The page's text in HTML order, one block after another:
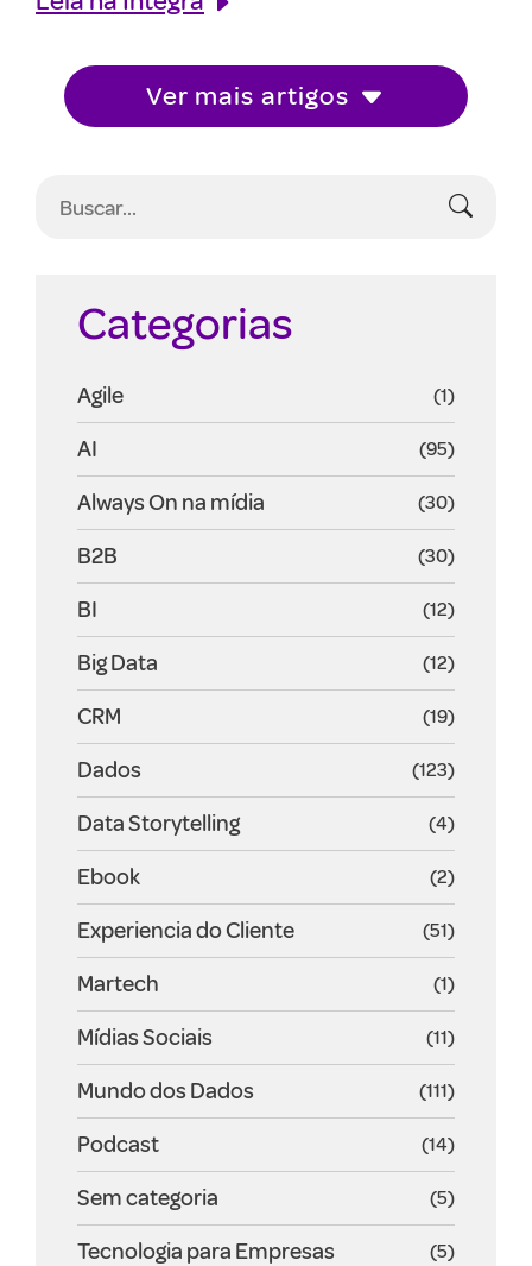
Ver mais artigos
Categorias
Agile (1)
AI (95)
Always On na mídia (30)
B2B (30)
BI (12)
Big Data (12)
CRM (19)
Dados (123)
Data Storytelling (4)
Ebook (2)
Experiencia do Cliente (51)
Martech (1)
Mídias Sociais (11)
Mundo dos Dados (111)
Podcast (14)
Sem categoria (5)
Tecnologia para Empresas (5)